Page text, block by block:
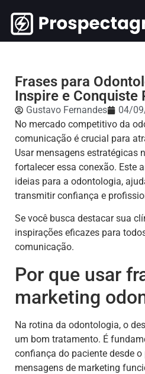
Frases para
Inspire e Conquiste
Gustavo Fernandes
04/
No mercado competitivo da
comunicação é crucial para
Usar mensagens estratégicas
fortalecer essa conexão. Este
ideias para a odontologia,
transmitir confiança e
Se você busca destacar sua
inspirações eficazes para
comunicação.
Por que usar
marketing
Na rotina da odontologia, o
um bom tratamento. É
confiança do paciente desde
mensagens de marketing